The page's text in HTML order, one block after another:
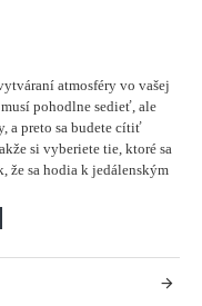
atmosféry vo vašej
pohodlne sedieť, ale
a preto sa budete cítiť
si vyberiete tie, ktoré sa
že sa hodia k jedálenským